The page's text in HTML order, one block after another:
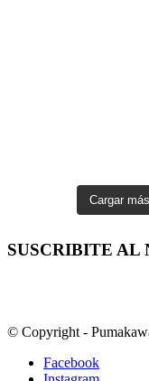
Cargar más
SUSCRIBITE AL
© Copyright -
Facebook